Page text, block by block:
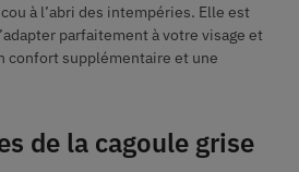
à l’abri des intempéries. Elle est
parfaitement à votre visage et
confort supplémentaire et une
de la cagoule grise